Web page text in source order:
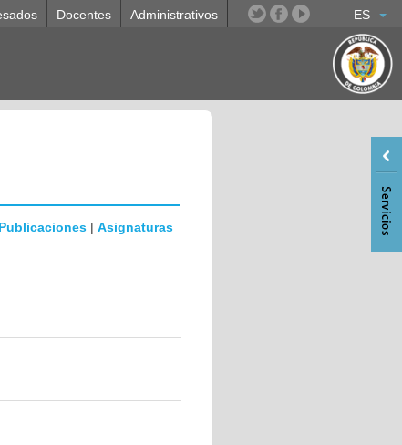
ES
Docentes Administrativos
Publicaciones | Asignaturas